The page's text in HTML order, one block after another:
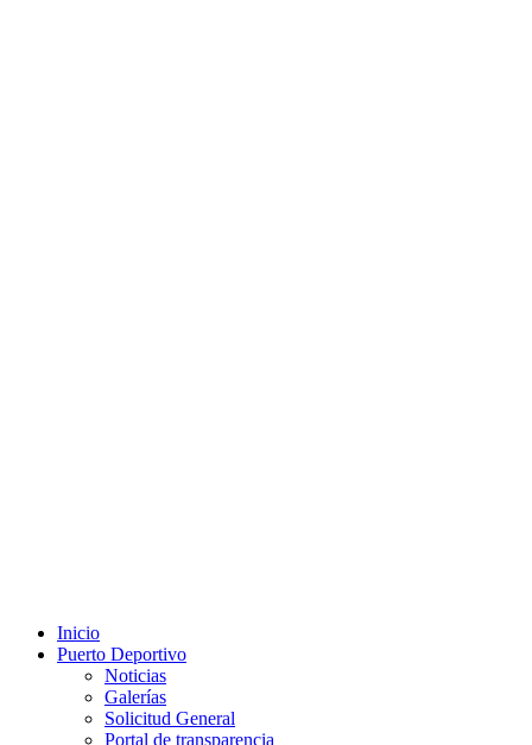
Inicio
Puerto Deportivo
Noticias
Galerías
Solicitud General
Portal de transparencia